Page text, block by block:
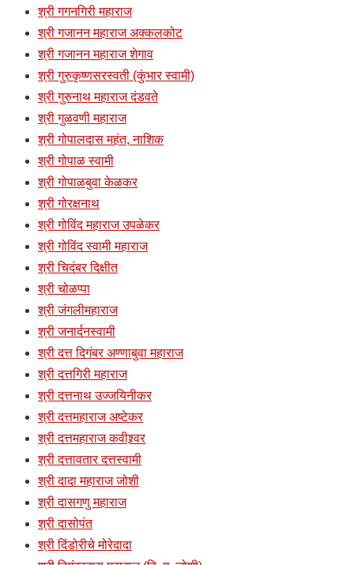
श्री गगनगिरी महाराज
श्री गजानन महाराज अक्कलकोट
श्री गजानन महाराज शेगाव
श्री गुरुकृष्णसरस्वती (कुंभार स्वामी)
श्री गुरुनाथ महाराज दंडवते
श्री गुळवणी महाराज
श्री गोपालदास महंत, नाशिक
श्री गोपाळ स्वामी
श्री गोपाळबुवा केळकर
श्री गोरक्षनाथ
श्री गोविंद महाराज उपळेकर
श्री गोविंद स्वामी महाराज
श्री चिदंबर दिक्षीत
श्री चोळप्पा
श्री जंगलीमहाराज
श्री जनार्दनस्वामी
श्री दत्त दिगंबर अण्णाबुवा महाराज
श्री दत्तगिरी महाराज
श्री दत्तनाथ उज्जयिनीकर
श्री दत्तमहाराज अष्टेकर
श्री दत्तमहाराज कवीश्र्वर
श्री दत्तावतार दत्तस्वामी
श्री दादा महाराज जोशी
श्री दासगणु महाराज
श्री दासोपंत
श्री दिंडोरीचे मोरेदादा